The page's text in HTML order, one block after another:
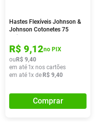
Hastes Flexíveis Johnson &
Johnson Cotonetes 75
R$ 9,12no PIX
ou R$ 9,40
em até 1x nos cartões
em até 1x de R$ 9,40
Comprar